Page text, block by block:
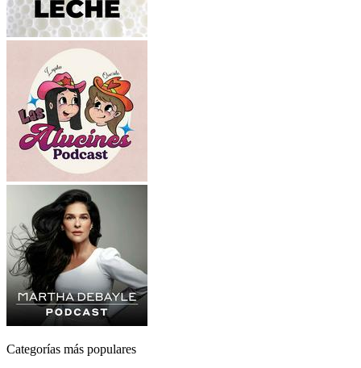
Categorías más populares